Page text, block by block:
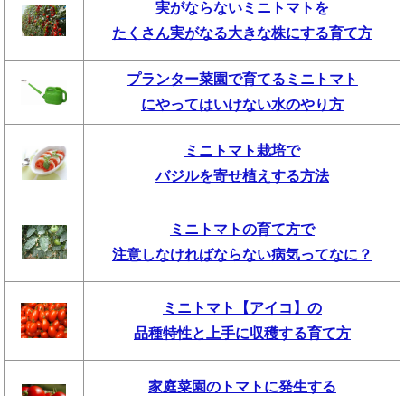
実がならないミニトマトを
たくさん実がなる大きな株にする育て方
プランター菜園で育てるミニトマト
にやってはいけない水のやり方
ミニトマト栽培で
バジルを寄せ植えする方法
ミニトマトの育て方で
注意しなければならない病気ってなに？
ミニトマト【アイコ】の
品種特性と上手に収穫する育て方
家庭菜園のトマトに発生する